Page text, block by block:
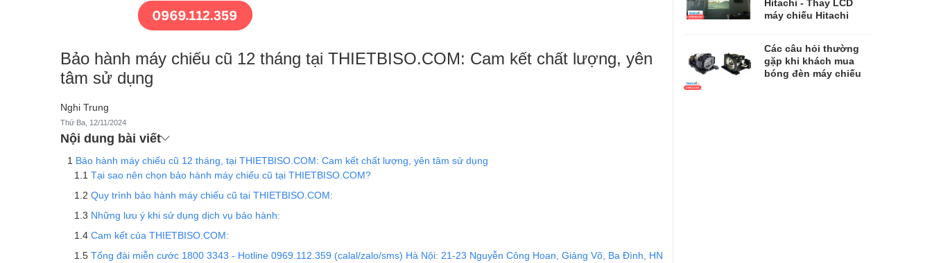
Bảo hành máy chiếu cũ 12 tháng tại THIETBISO.COM: Cam kết chất lượng, yên
tâm sử dụng
Nghi Trung
Thứ Ba, 12/11/2024
Nội dung bài viết
Bảo hành máy chiếu cũ 12 tháng, tại THIETBISO.COM: Cam kết chất lượng, yên tâm sử dụng
Tại sao nên chọn bảo hành máy chiếu cũ tại THIETBISO.COM?
Quy trình bảo hành máy chiếu cũ tại THIETBISO.COM:
Những lưu ý khi sử dụng dịch vụ bảo hành:
Cam kết của THIETBISO.COM:
Tổng đài miễn cước 1800 3343 - Hotline 0969.112.359 (calal/zalo/sms) Hà Nội: 21-23 Nguyễn Công Hoan, Giảng Võ, Ba Đình, HN
Hitachi - Thay LCD
máy chiếu Hitachi
Các câu hỏi thường
gặp khi khách mua
bóng đèn máy chiếu